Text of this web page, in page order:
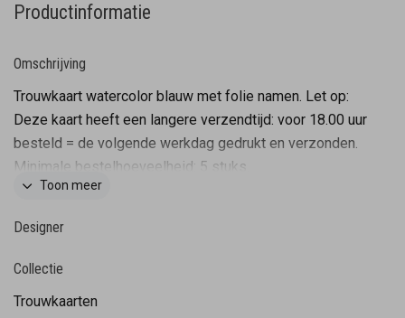
Productinformatie
Omschrijving
Trouwkaart watercolor blauw met folie namen. Let op:
Deze kaart heeft een langere verzendtijd: voor 18.00 uur
besteld = de volgende werkdag gedrukt en verzonden.
Minimale bestelhoeveelheid: 5 stuks.
Toon meer
Designer
Collectie
Trouwkaarten